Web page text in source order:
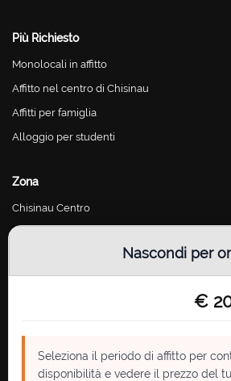
Nascondi per
€
Seleziona il periodo di affitto per
disponibilità e vedere il prezzo del
Più Richiesto
Monolocali in affitto
Affitto nel centro di Chisinau
Affitti per famiglia
Alloggio per studenti
Zona
Chisinau Centro
Chisinau Riscani
Contatto